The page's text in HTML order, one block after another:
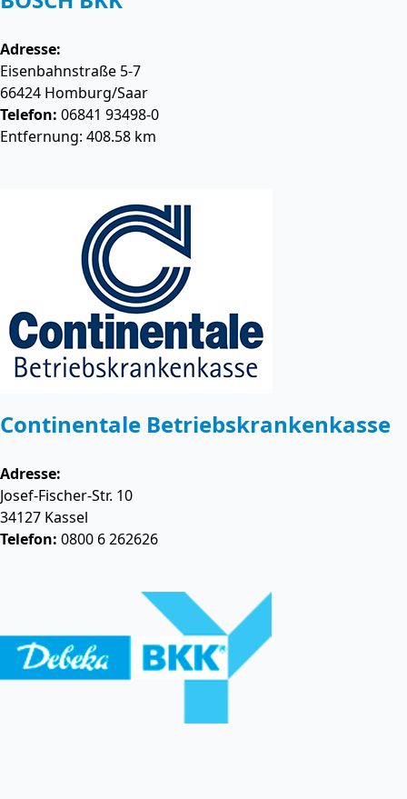
Adresse:
Eisenbahnstraße 5-7
66424 Homburg/Saar
Telefon: 06841 93498-0
Entfernung: 408.58 km
Continentale Betriebskrankenkasse
Adresse:
Josef-Fischer-Str. 10
34127 Kassel
Telefon: 0800 6 262626